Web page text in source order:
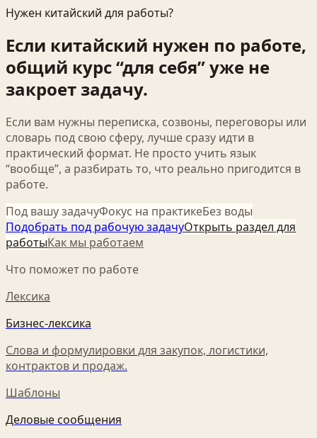
Нужен китайский для работы?
Если китайский нужен по работе,
общий курс “для себя” уже не
закроет задачу.
Если вам нужны переписка, созвоны, переговоры или
словарь под свою сферу, лучше сразу идти в
практический формат. Не просто учить язык
“вообще”, а разбирать то, что реально пригодится в
работе.
Под вашу задачуФокус на практикеБез воды
Подобрать под рабочую задачуОткрыть раздел для
работыКак мы работаем
Что поможет по работе
Лексика
Бизнес-лексика
Слова и формулировки для закупок, логистики,
контрактов и продаж.
Шаблоны
Деловые сообщения